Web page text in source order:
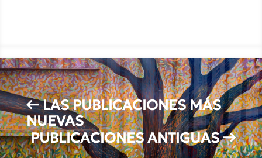
←LAS PUBLICACIONES MÁS
NUEVAS
PUBLICACIONES ANTIGUAS→